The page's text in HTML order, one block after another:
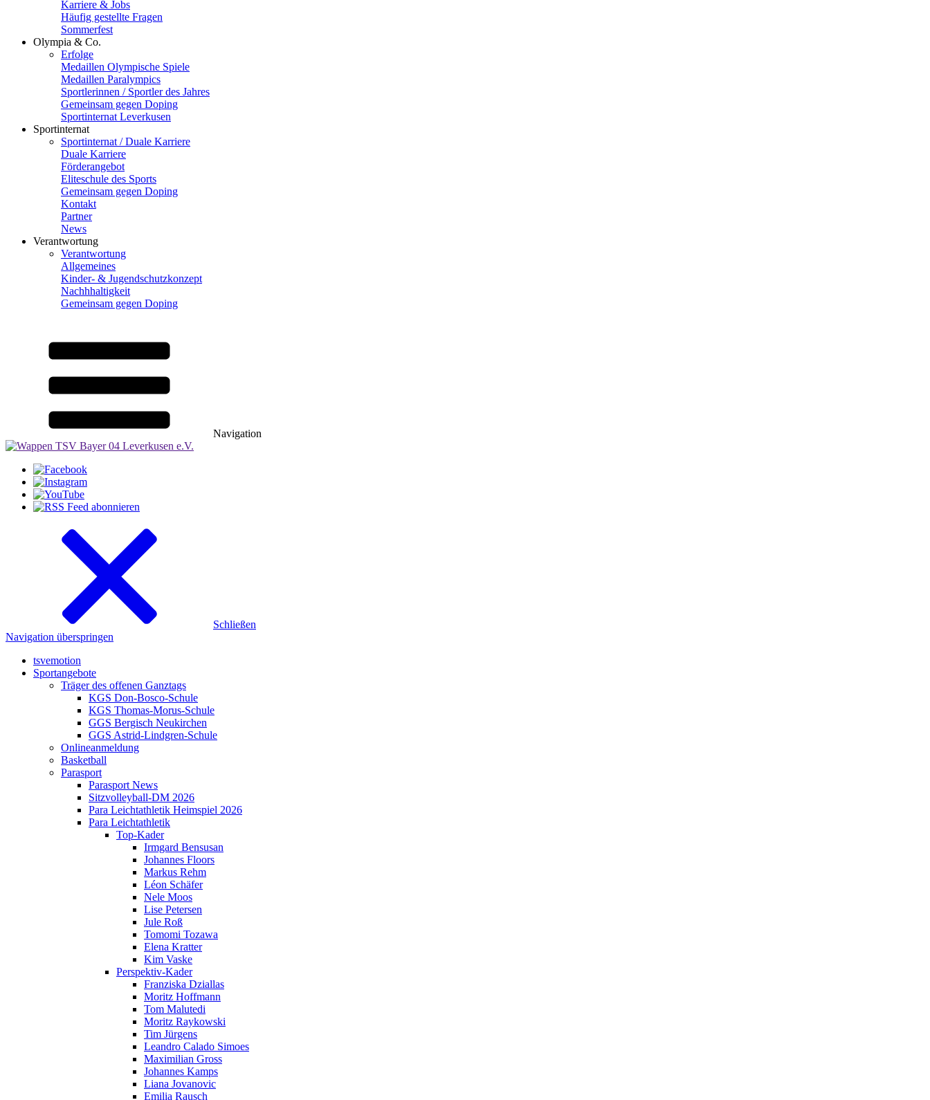
Karriere & Jobs
Häufig gestellte Fragen
Sommerfest
Olympia & Co.
Erfolge
Medaillen Olympische Spiele
Medaillen Paralympics
Sportlerinnen / Sportler des Jahres
Gemeinsam gegen Doping
Sportinternat Leverkusen
Sportinternat
Sportinternat / Duale Karriere
Duale Karriere
Förderangebot
Eliteschule des Sports
Gemeinsam gegen Doping
Kontakt
Partner
News
Verantwortung
Verantwortung
Allgemeines
Kinder- & Jugendschutzkonzept
Nachhhaltigkeit
Gemeinsam gegen Doping
Navigation
Schließen
Navigation überspringen
tsvemotion
Sportangebote
Träger des offenen Ganztags
KGS Don-Bosco-Schule
KGS Thomas-Morus-Schule
GGS Bergisch Neukirchen
GGS Astrid-Lindgren-Schule
Onlineanmeldung
Basketball
Parasport
Parasport News
Sitzvolleyball-DM 2026
Para Leichtathletik Heimspiel 2026
Para Leichtathletik
Top-Kader
Irmgard Bensusan
Johannes Floors
Markus Rehm
Léon Schäfer
Nele Moos
Lise Petersen
Jule Roß
Tomomi Tozawa
Elena Kratter
Kim Vaske
Perspektiv-Kader
Franziska Dziallas
Moritz Hoffmann
Tom Malutedi
Moritz Raykowski
Tim Jürgens
Leandro Calado Simoes
Maximilian Gross
Johannes Kamps
Liana Jovanovic
Emilia Rausch